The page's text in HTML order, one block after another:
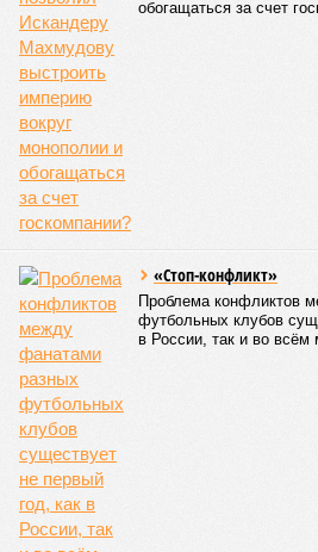
проблемных объектов группы –
леса» и «В стремлении к свету»,
сайтах Capital Group, осенью 2024 г.
трёх объектов уже сданы или
«Станция Л», крупнейший по числу
дольщиков (3908 квартир в пяти
остаётся стройплощадкой без
распространяется ли
«Станцию Л» в полном объёме или
объектам мешей сложности и
Источник: https://avaho.ru/novostroyka/
stantsiya-l/9303640/
Если да, то на каком основании
даты сдачи жилого комплекса
если фаза активных строительных
отсутствию техники на площадке,
этом на бумаге даты ввода ЖК в
фигурировать
профильных порталах.
Для почти четырёх тысяч будущих